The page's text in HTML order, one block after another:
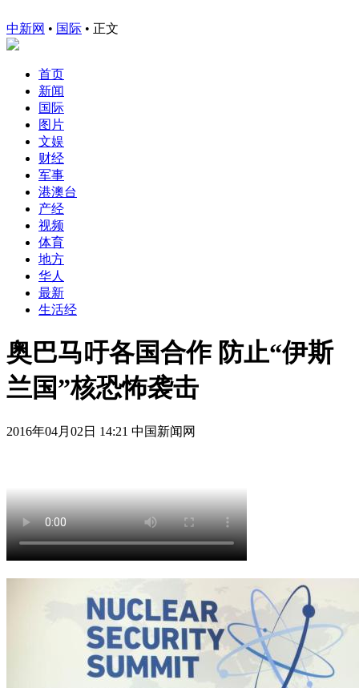
中新网 • 国际 • 正文
首页
新闻
国际
图片
文娱
财经
军事
港澳台
产经
视频
体育
地方
华人
最新
生活经
奥巴马吁各国合作 防止“伊斯
兰国”核恐怖袭击
2016年04月02日 14:21 中国新闻网